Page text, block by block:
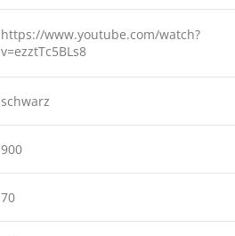
https://www.youtube.com/watch?
v=ezztTc5BLs8
schwarz
900
70